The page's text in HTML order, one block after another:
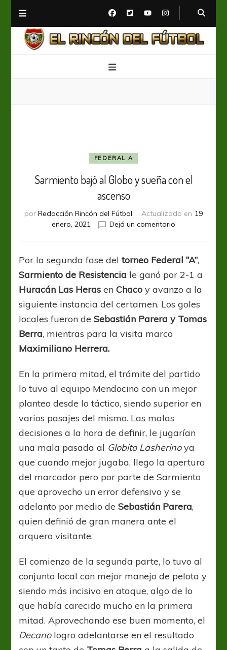
FEDERAL A
Sarmiento bajó al Globo y sueña con el
ascenso
por Redacción Rincón del Fútbol Actualizado en 19
enero, 2021
Dejá un comentario
Globo
y
sueña
el
ascenso
Por la segunda fase deltorneo Federal “A”,
Sarmiento de Resistencia le ganó por 2-1 a
Huracán Las Heras enChacoy avanzo a la
siguiente instancia del certamen. Los goles
locales fueron deSebastián Parera y Tomas
Berra, mientras para la visita marco
Maximiliano Herrera.
En la primera mitad, el trámite del partido
lo tuvo al equipo Mendocino con un mejor
planteo desde lo táctico, siendo superior en
varios pasajes del mismo. Las malas
decisiones a la hora de definir, le jugarían
una mala pasada al Globito Lasherinoya
que cuando mejor jugaba, llego la apertura
del marcador pero por parte de Sarmiento
que aprovecho un error defensivo y se
adelanto por medio deSebastián Parera,
quien definió de gran manera ante el
arquero visitante.
El comienzo de la segunda parte, lo tuvo al
conjunto local con mejor manejo de pelota y
siendo más incisivo en ataque, algo de lo
que había carecido mucho en la primera
mitad. Aprovechando ese buen momento, el
Decano logro adelantarse en el resultado